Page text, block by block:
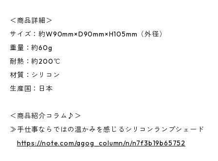
＜商品詳細＞
サイズ：約W90mm×D90mm×H105mm（外径）
重量：約60g
耐熱：約200℃
材質：シリコン
生産国：日本
＜商品紹介コラム♪＞
≫手仕事ならではの温かみを感じるシリコンランプシェード
https://note.com/agog_column/n/n7f3b19b65752